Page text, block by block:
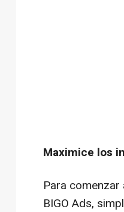
Maximice los
Para
BIGO Ads,